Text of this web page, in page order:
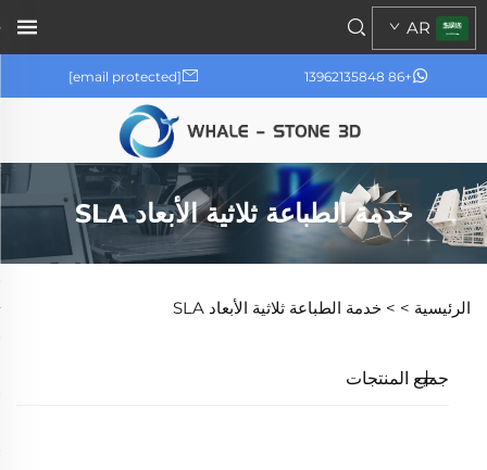
+86 13962135848
[email protected]
AR
خدمة الطباعة ثلاثية الأبعاد SLA
الرئيسية > > خدمة الطباعة ثلاثية الأبعاد SLA
جميع المنتجات